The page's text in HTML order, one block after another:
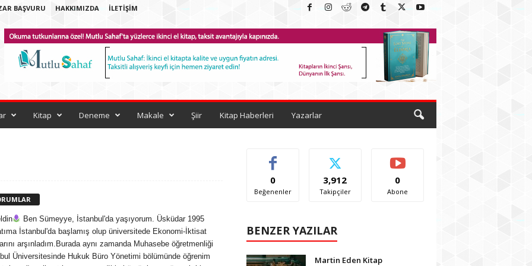
BAŞVURU HAKKIMIZDA İLETIŞIM
Kitap Deneme Makale Şiir Kitap Haberleri Yazarlar
Ben Sümeyye, İstanbul'da yaşıyorum. Üsküdar 1995
İstanbul'da başlamış olup üniversitede Ekonomi-İktisat
arşınladım.Burada aynı zamanda Muhasebe öğretmenliği
Üniversitesinde Hukuk Büro Yönetimi bölümünde öğrenim
0
Beğenenler
3,912
Takipçiler
0
Abone
BENZER YAZILAR
Martin Eden Kitap